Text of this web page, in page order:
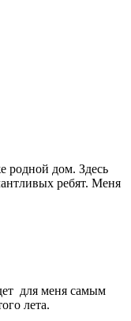
родной дом. Здесь
ребят. Меня
для меня самым
лета.